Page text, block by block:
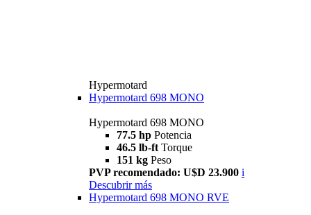
Hypermotard
Hypermotard 698 MONO
Hypermotard 698 MONO
77.5 hp Potencia
46.5 lb-ft Torque
151 kg Peso
PVP recomendado: U$D 23.900 i
Descubrir más
Hypermotard 698 MONO RVE